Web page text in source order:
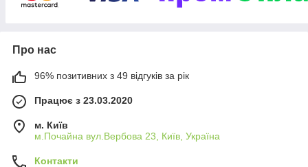
Про нас
96% позитивних з 49 відгуків за рік
Працює з 23.03.2020
м. Київ
м.Почайна вул.Вербова 23, Київ, Україна
Контакти